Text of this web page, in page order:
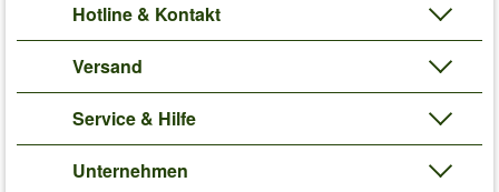
Hotline & Kontakt
Versand
Service & Hilfe
Unternehmen